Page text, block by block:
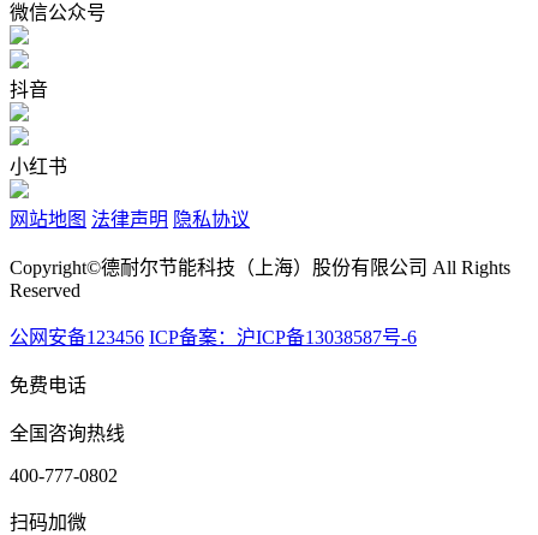
微信公众号
抖音
小红书
网站地图 法律声明 隐私协议
Copyright©德耐尔节能科技（上海）股份有限公司 All Rights
Reserved
公网安备123456 ICP备案：沪ICP备13038587号-6
免费电话
全国咨询热线
400-777-0802
扫码加微